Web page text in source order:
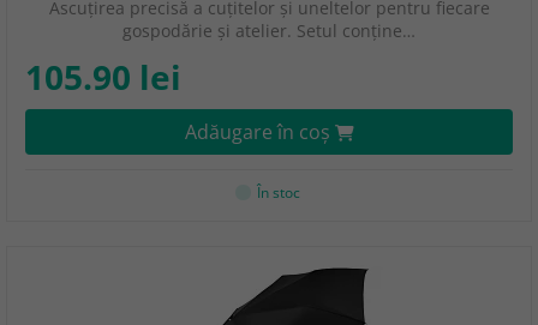
Ascuțirea precisă a cuțitelor și uneltelor pentru fiecare
gospodărie și atelier. Setul conține…
105.90 lei
Adăugare în coş
În stoc